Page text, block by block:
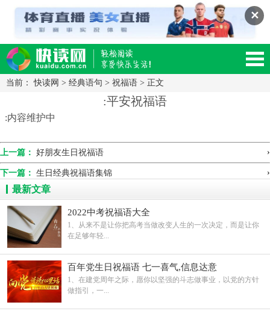
✕
读网-轻松阅读,快乐生活移动版
当前：快读网 > 经典语句 > 祝福语 > 正文
:平安祝福语
:内容维护中
上一篇： 好朋友生日祝福语 ›
下一篇： 生日经典祝福语集锦 ›
最新文章
2022中考祝福语大全
1、从来不是让你把高考当做改变人生的一次决定，而是让你
在足够年轻...
百年党生日祝福语 七一喜气,信息达意
1、在建党周年之际，愿你以坚强的斗志做事业，以党的方针
做指引，一...